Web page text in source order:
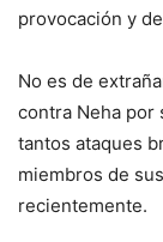
provocación y
No es de
contra Neha por
tantos ataques
miembros de
recientemente.